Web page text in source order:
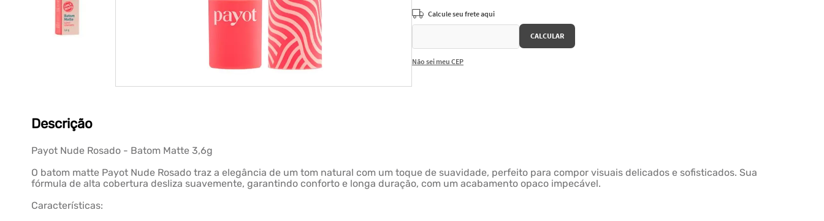
Não sei meu CEP
Descrição
Payot Nude Rosado - Batom Matte 3,6g
O batom matte Payot Nude Rosado traz a elegância de um tom natural com um toque de suavidade, perfeito para compor visuais delicados e sofisticados. Sua
fórmula de alta cobertura desliza suavemente, garantindo conforto e longa duração, com um acabamento opaco impecável.
Características: